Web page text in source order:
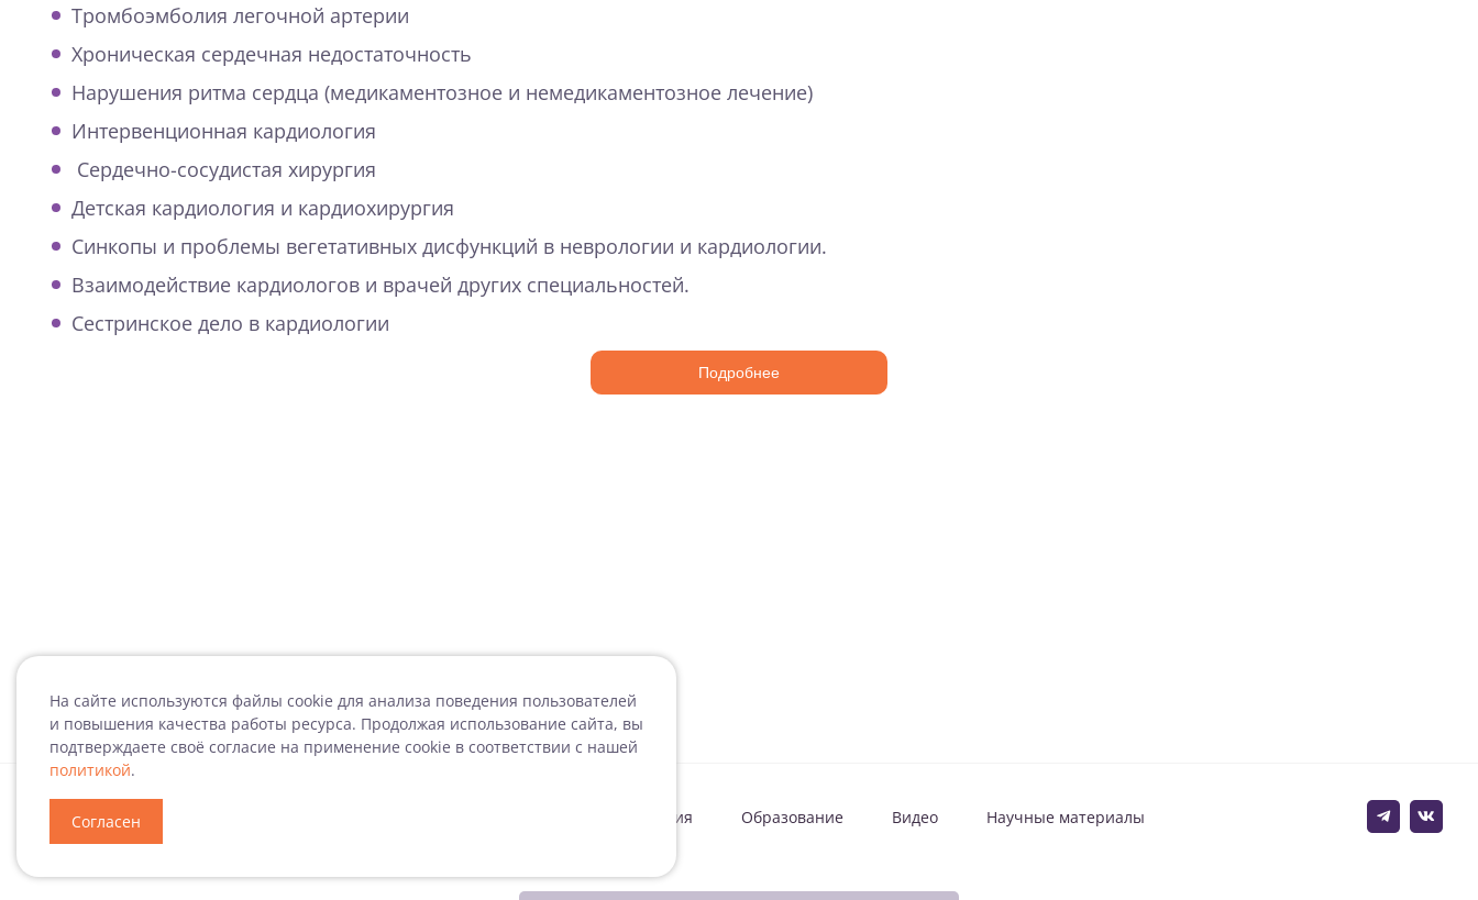
На сайте используются файлы cookie для анализа поведения пользователей
и повышения качества работы ресурса. Продолжая использование сайта, вы
подтверждаете своё согласие на применение cookie в соответствии с нашей
политикой.
Согласен
Тромбоэмболия легочной артерии
Хроническая сердечная недостаточность
Нарушения ритма сердца (медикаментозное и немедикаментозное лечение)
Интервенционная кардиология
Сердечно-сосудистая хирургия
Детская кардиология и кардиохирургия
Синкопы и проблемы вегетативных дисфункций в неврологии и кардиологии.
Взаимодействие кардиологов и врачей других специальностей.
Сестринское дело в кардиологии
Подробнее
Мероприятия Образование Видео Научные материалы